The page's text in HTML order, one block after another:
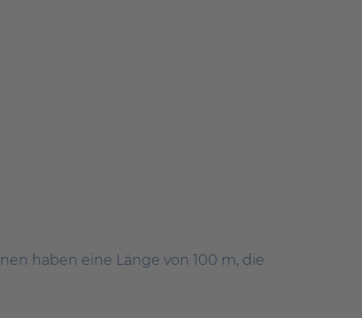
haben eine Länge von 100 m, die